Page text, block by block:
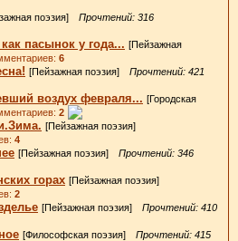
поэзия] Прочтений: 316
пасынок у года... [Пейзажная
6
[Пейзажная поэзия] Прочтений: 421
воздух февраля... [Городская
2
[Пейзажная поэзия]
4
[Пейзажная поэзия] Прочтений: 346
горах [Пейзажная поэзия]
2
[Пейзажная поэзия] Прочтений: 410
[Философская поэзия] Прочтений: 415